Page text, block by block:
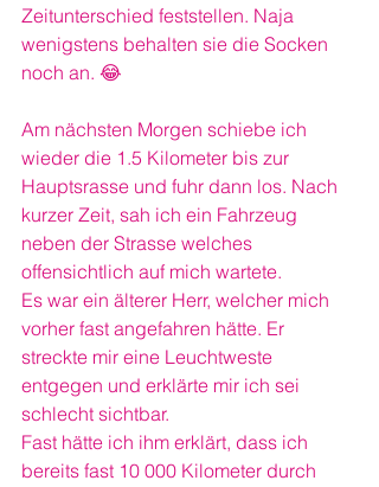
Zeitunterschied feststellen. Naja
wenigstens behalten sie die Socken
noch an. 😂
Am nächsten Morgen schiebe ich
wieder die 1.5 Kilometer bis zur
Hauptsrasse und fuhr dann los. Nach
kurzer Zeit, sah ich ein Fahrzeug
neben der Strasse welches
offensichtlich auf mich wartete.
Es war ein älterer Herr, welcher mich
vorher fast angefahren hätte. Er
streckte mir eine Leuchtweste
entgegen und erklärte mir ich sei
schlecht sichtbar.
Fast hätte ich ihm erklärt, dass ich
bereits fast 10 000 Kilometer durch